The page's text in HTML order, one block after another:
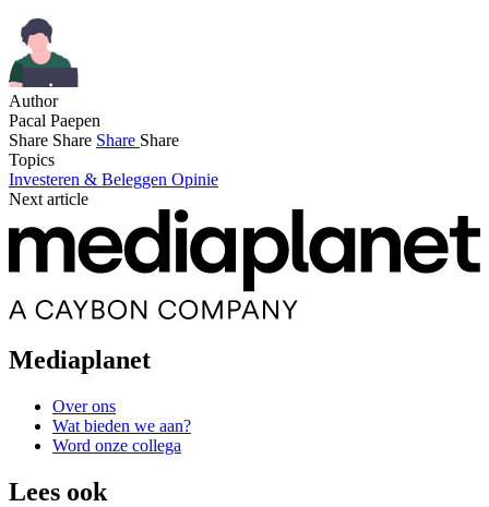
Author
Pacal Paepen
Share Share Share Share
Topics
Investeren & Beleggen Opinie
Next article
Mediaplanet
Over ons
Wat bieden we aan?
Word onze collega
Lees ook